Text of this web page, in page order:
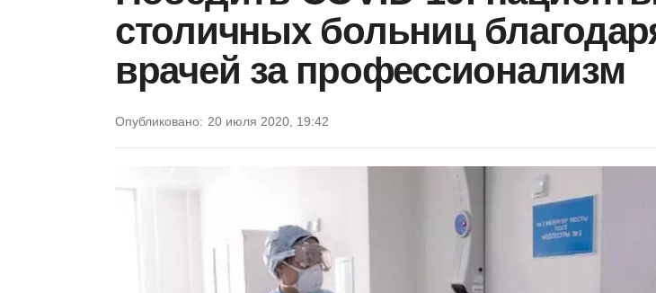
столичных больниц
врачей за профессионализм
Опубликовано: 20 июля 2020, 19:42